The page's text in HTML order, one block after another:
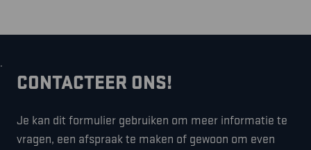
.
CONTACTEER ONS!
Je kan dit formulier gebruiken om meer informatie te
vragen, een afspraak te maken of gewoon om even